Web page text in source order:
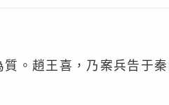
。趙王喜，乃案兵告于